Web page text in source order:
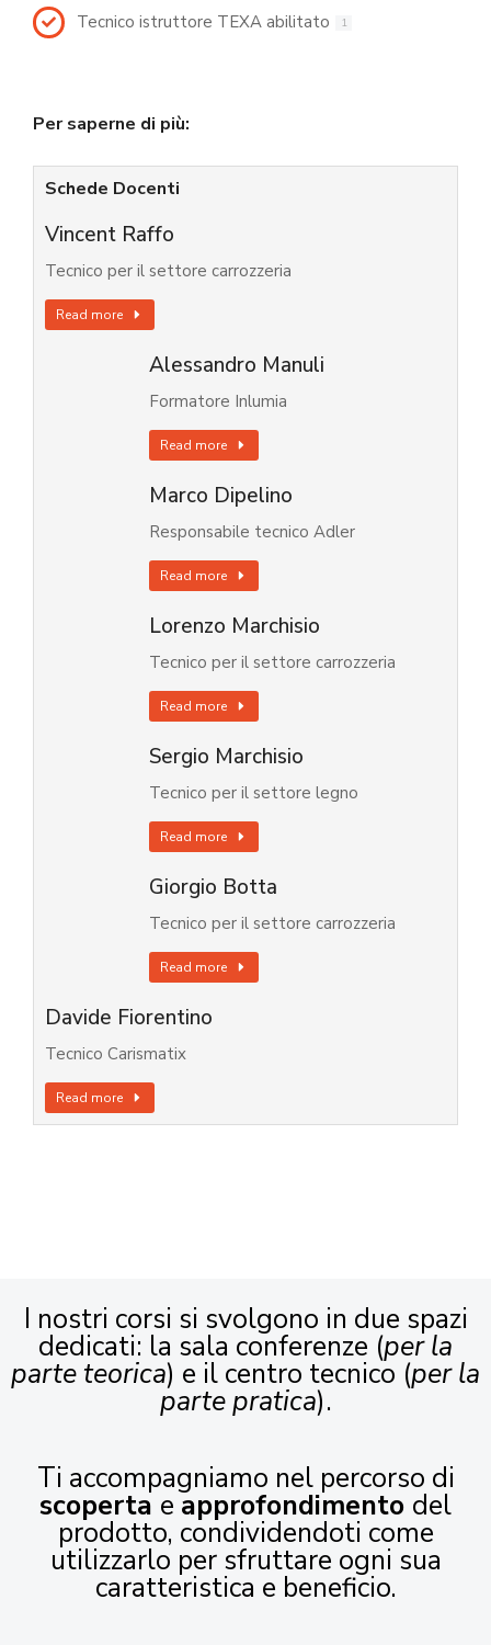
Tecnico istruttore TEXA abilitato 1
Per saperne di più:
Schede Docenti
Vincent Raffo
Tecnico per il settore carrozzeria
Read more
Alessandro Manuli
Formatore Inlumia
Read more
Marco Dipelino
Responsabile tecnico Adler
Read more
Lorenzo Marchisio
Tecnico per il settore carrozzeria
Read more
Sergio Marchisio
Tecnico per il settore legno
Read more
Giorgio Botta
Tecnico per il settore carrozzeria
Read more
Davide Fiorentino
Tecnico Carismatix
Read more
I nostri corsi si svolgono in due spazi
dedicati: la sala conferenze (per la
parte teorica) e il centro tecnico (per la
parte pratica).
Ti accompagniamo nel percorso di
scoperta e approfondimento del
prodotto, condividendoti come
utilizzarlo per sfruttare ogni sua
caratteristica e beneficio.